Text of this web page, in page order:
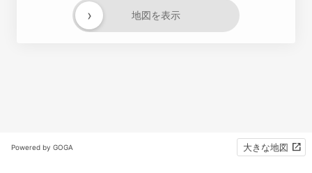
地図を表示
›
Powered by GOGA 大きな地図